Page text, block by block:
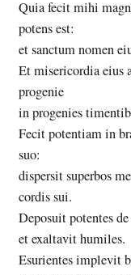
Quia fecit mihi
potens est:
et sanctum nomen
Et misericordia eius
progenie
in progenies
Fecit potentiam in
suo:
dispersit superbos
cordis sui.
Deposuit potentes de
et exaltavit humiles.
Esurientes implevit